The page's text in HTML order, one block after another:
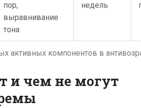
активных компонентов в
пор,
выравнивание
тона
недель
и чем не могут